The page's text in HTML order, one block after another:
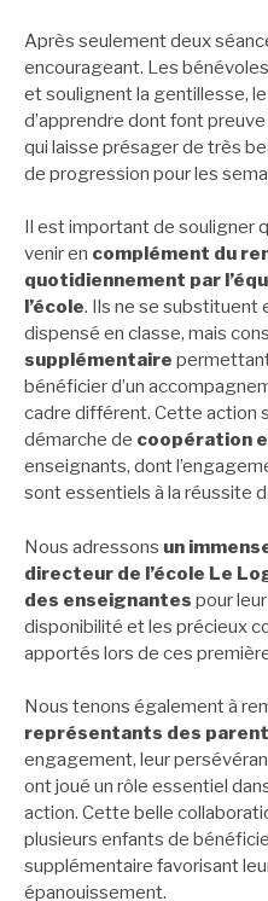
Après seulement deux
encourageant. Les
et soulignent la gentillesse,
d’apprendre dont font
qui laisse présager de très
de progression pour les
Il est important de souligner
venir en complément du
quotidiennement par
l’école. Ils ne se substituent
dispensé en classe, mais
supplémentaire
bénéficier d’un
cadre différent. Cette action
démarche de coopération
enseignants, dont
sont essentiels à la réussite
Nous adressons un
directeur de l’école Le
des enseignantes pour
disponibilité et les précieux
apportés lors de ces
Nous tenons également à
représentants des
engagement, leur
ont joué un rôle essentiel
action. Cette belle
plusieurs enfants de
supplémentaire favorisant
épanouissement.